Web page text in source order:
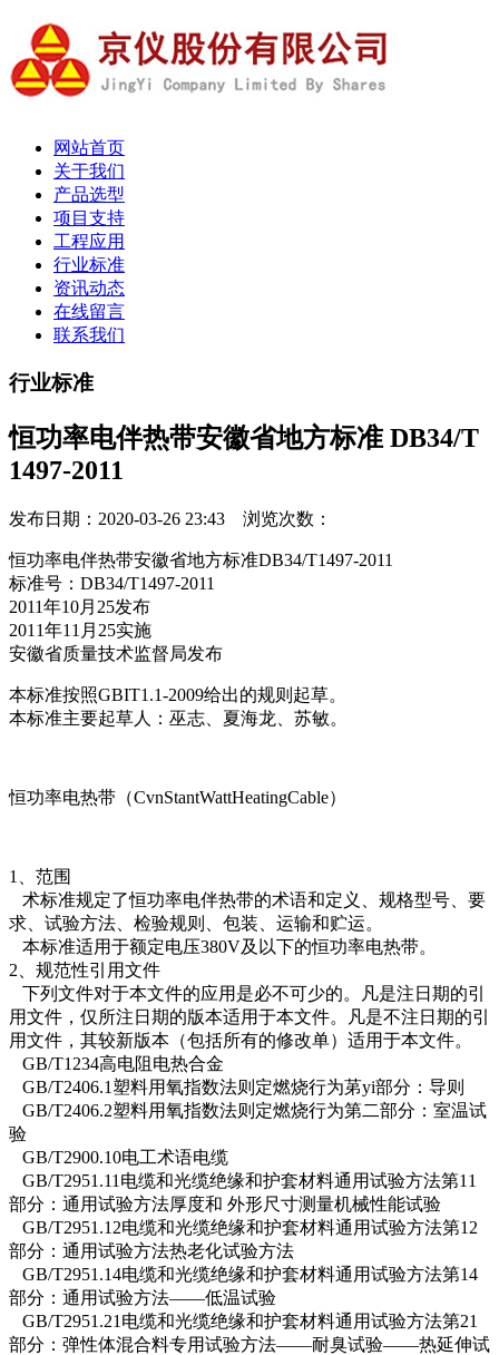
网站首页
关于我们
产品选型
项目支持
工程应用
行业标准
资讯动态
在线留言
联系我们
行业标准
恒功率电伴热带安徽省地方标准 DB34/T
1497-2011
发布日期：2020-03-26 23:43 浏览次数：
恒功率电伴热带安徽省地方标准DB34/T1497-2011
标准号：DB34/T1497-2011
2011年10月25发布
2011年11月25实施
安徽省质量技术监督局发布
本标准按照GBIT1.1-2009给出的规则起草。
本标准主要起草人：巫志、夏海龙、苏敏。
恒功率电热带（CvnStantWattHeatingCable）
1、范围
术标准规定了恒功率电伴热带的术语和定义、规格型号、要
求、试验方法、检验规则、包装、运输和贮运。
本标准适用于额定电压380V及以下的恒功率电热带。
2、规范性引用文件
下列文件对于本文件的应用是必不可少的。凡是注日期的引
用文件，仅所注日期的版本适用于本文件。凡是不注日期的引
用文件，其较新版本（包括所有的修改单）适用于本文件。
GB/T1234高电阻电热合金
GB/T2406.1塑料用氧指数法则定燃烧行为苐yi部分：导则
GB/T2406.2塑料用氧指数法则定燃烧行为第二部分：室温试
验
GB/T2900.10电工术语电缆
GB/T2951.11电缆和光缆绝缘和护套材料通用试验方法第11
部分：通用试验方法厚度和 外形尺寸测量机械性能试验
GB/T2951.12电缆和光缆绝缘和护套材料通用试验方法第12
部分：通用试验方法热老化试验方法
GB/T2951.14电缆和光缆绝缘和护套材料通用试验方法第14
部分：通用试验方法——低温试验
GB/T2951.21电缆和光缆绝缘和护套材料通用试验方法第21
部分：弹性体混合料专用试验方法——耐臭试验——热延伸试